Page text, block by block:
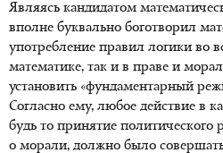
Являясь кандидатом
вполне буквально боготворил
употребление правил логики во
математике, так и в праве и
установить «фундаментарный
Согласно ему, любое действие в
будь то принятие
о морали, должно было